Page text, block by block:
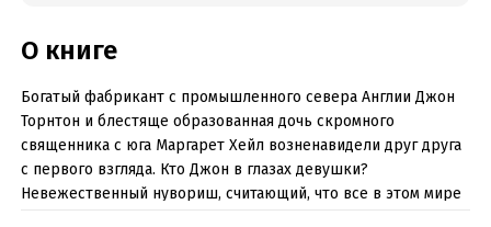
О книге
Богатый фабрикант с промышленного севера Англии Джон
Торнтон и блестяще образованная дочь скромного
священника с юга Маргарет Хейл возненавидели друг друга
с первого взгляда. Кто Джон в глазах девушки?
Невежественный нувориш, считающий, что все в этом мире